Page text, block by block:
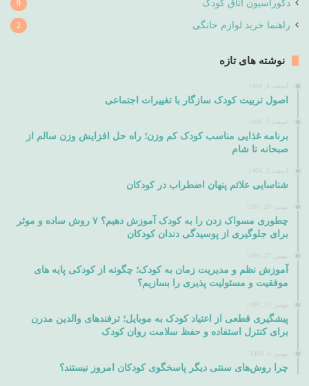
دکوراسیون اتاق کودک 9
راهنما خرید لوازم خانگی 2
نوشته های تازه
اسفند 4, 1404
اصول تربیت کودک سازگار با تغییرات اجتماعی
اسفند 3, 1404
برنامه غذایی مناسب کودک کم وزن؛ راه حل افزایش وزن سالم از
صبحانه تا شام
اسفند 2, 1404
شناسایی علائم پنهان اضطراب در کودکان
بهمن 29, 1404
چطوری مسواک زدن را به کودک آموزش دهیم؟ ۷ روش ساده و موثر
برای جلوگیری از پوسیدگی دندان کودکان
بهمن 27, 1404
آموزش نظم و مدیریت زمان به کودک؛ چگونه از کودکی پایه های
موفقیت و مسئولیت پذیری را بسازیم؟
بهمن 19, 1404
پیشگیری قطعی از اعتیاد کودک به موبایل؛ ترفندهای والدین مدرن
برای کنترل استفاده و حفظ سلامت روان کودک
بهمن 6, 1404
چرا روش‌های سنتی دیگر پاسخگوی کودکان امروز نیستند؟